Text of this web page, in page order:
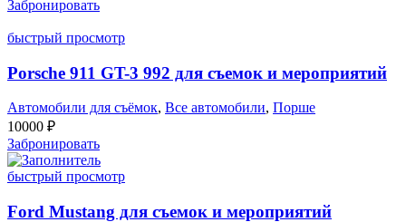
Забронировать
быстрый просмотр
Porsche 911 GT-3 992 для съемок и мероприятий
Автомобили для съёмок, Все автомобили, Порше
10000 ₽
Забронировать
быстрый просмотр
Ford Mustang для съемок и мероприятий